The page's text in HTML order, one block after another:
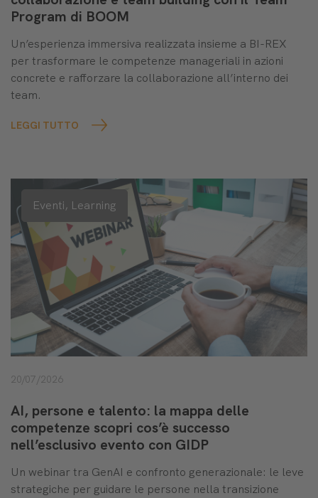
Program di BOOM
Un’esperienza immersiva realizzata insieme a BI-REX
per trasformare le competenze manageriali in azioni
concrete e rafforzare la collaborazione all’interno dei
team.
LEGGI TUTTO
Eventi, Learning
20/07/2026
AI, persone e talento: la mappa delle
competenze scopri cos’è successo
nell’esclusivo evento con GIDP
Un webinar tra GenAI e confronto generazionale: le leve
strategiche per guidare le persone nella transizione